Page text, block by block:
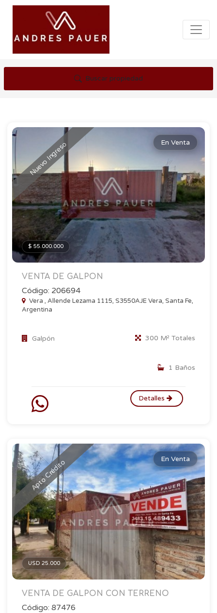
Buscar propiedad
Nuevo Ingreso En Venta
$ 55.000.000
VENTA DE GALPON
Código: 206694
Vera , Allende Lezama 1115, S3550AJE Vera, Santa Fe,
Argentina
Galpón 300 M² Totales
1 Baños
Detalles
Apto Crédito En Venta
USD 25.000
VENTA DE GALPON CON TERRENO
Código: 87476